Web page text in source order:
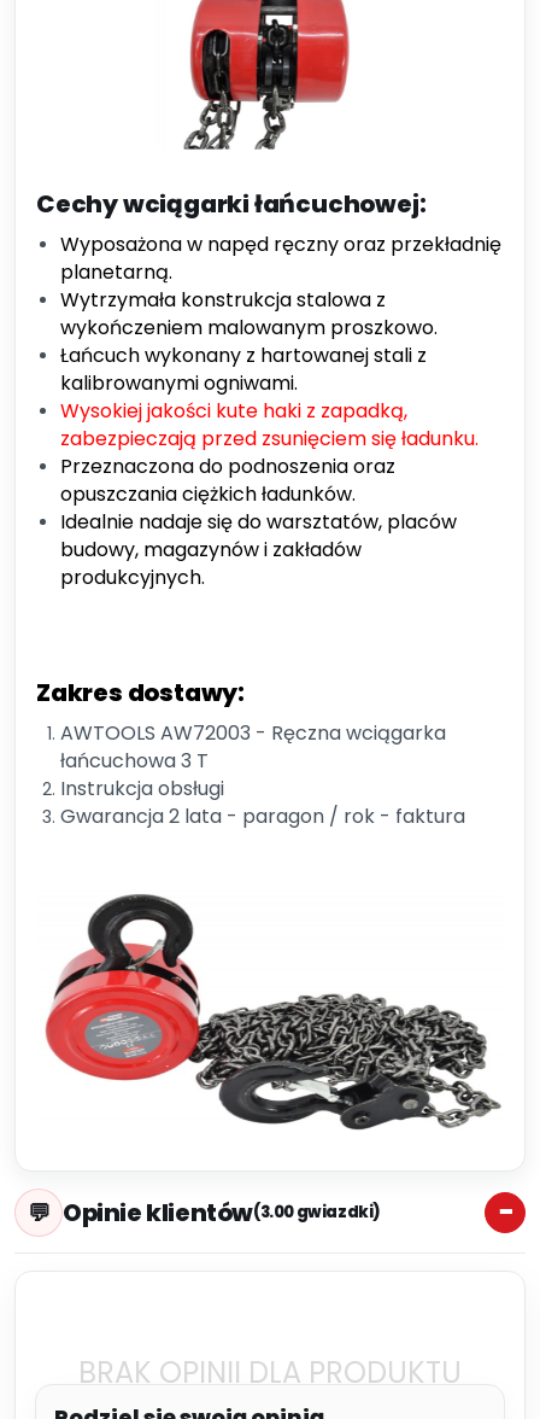
Cechy wciągarki łańcuchowej:
Wyposażona w napęd ręczny oraz przekładnię
planetarną.
Wytrzymała konstrukcja stalowa z
wykończeniem malowanym proszkowo.
Łańcuch wykonany z hartowanej stali z
kalibrowanymi ogniwami.
Wysokiej jakości kute haki z zapadką,
zabezpieczają przed zsunięciem się ładunku.
Przeznaczona do podnoszenia oraz
opuszczania ciężkich ładunków.
Idealnie nadaje się do warsztatów, placów
budowy, magazynów i zakładów
produkcyjnych.
Zakres dostawy:
AWTOOLS AW72003 - Ręczna wciągarka
łańcuchowa 3 T
Instrukcja obsługi
Gwarancja 2 lata - paragon / rok - faktura
Opinie klientów(3.00 gwiazdki)
BRAK OPINII DLA PRODUKTU